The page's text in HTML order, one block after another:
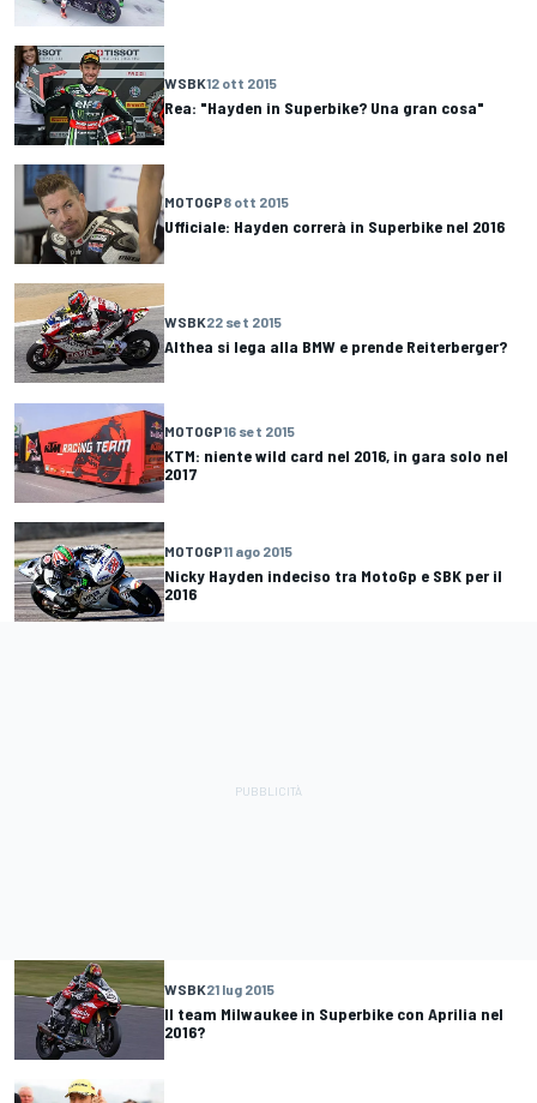
WSBK12 ott 2015
Rea: "Hayden in Superbike? Una gran cosa"
MOTOGP8 ott 2015
Ufficiale: Hayden correrà in Superbike nel 2016
WSBK22 set 2015
Althea si lega alla BMW e prende Reiterberger?
MOTOGP16 set 2015
KTM: niente wild card nel 2016, in gara solo nel
2017
MOTOGP11 ago 2015
Nicky Hayden indeciso tra MotoGp e SBK per il
2016
WSBK21 lug 2015
Il team Milwaukee in Superbike con Aprilia nel
2016?